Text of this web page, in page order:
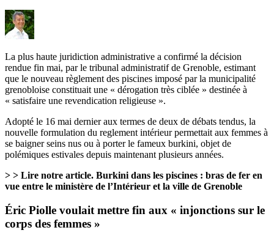
La plus haute juridiction administrative a confirmé la décision
rendue fin mai, par le tribunal administratif de Grenoble, estimant
que le nouveau règlement des piscines imposé par la municipalité
grenobloise constituait une « dérogation très ciblée » destinée à
« satisfaire une revendication religieuse ».
Adopté le 16 mai dernier aux termes de deux de débats tendus, la
nouvelle formulation du reglement intérieur permettait aux femmes à
se baigner seins nus ou à porter le fameux burkini, objet de
polémiques estivales depuis maintenant plusieurs années.
> > Lire notre article. Burkini dans les piscines : bras de fer en
vue entre le ministère de l’Intérieur et la ville de Grenoble
Éric Piolle voulait mettre fin aux « injonctions sur le
corps des femmes »